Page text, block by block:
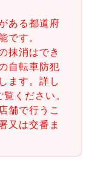
ある都道府
です。
抹消はでき
自転車防犯
ます。詳し
覧ください。
舗で行うこ
又は交番ま